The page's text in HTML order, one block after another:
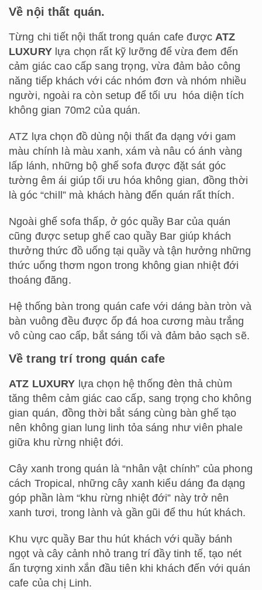
Về nội thất quán.
Từng chi tiết nội thất trong quán cafe đượcATZ
LUXURYlựa chọn rất kỹ lưỡng để vừa đem đến
cảm giác cao cấp sang trọng, vừa đảm bảo công
năng tiếp khách với các nhóm đơn và nhóm nhiều
người, ngoài ra còn setup để tối ưu hóa diện tích
không gian 70m2 của quán.
ATZ lựa chọn đồ dùng nội thất đa dạng với gam
màu chính là màu xanh, xám và nâu có ánh vàng
lấp lánh, những bộ ghế sofa được đặt sát góc
tường êm ái giúp tối ưu hóa không gian, đồng thời
là góc “chill” mà khách hàng đến quán rất thích.
Ngoài ghế sofa thấp, ở góc quầy Bar của quán
cũng được setup ghế cao quầy Bar giúp khách
thưởng thức đồ uống tại quầy và tận hưởng những
thức uống thơm ngon trong không gian nhiệt đới
thoáng đãng.
Hệ thống bàn trong quán cafe với dáng bàn tròn và
bàn vuông đều được ốp đá hoa cương màu trắng
vô cùng cao cấp, bắt sáng tối và đảm bảo sạch sẽ.
Về trang trí trong quán cafe
ATZ LUXURY lựa chọn hệ thống đèn thả chùm
tăng thêm cảm giác cao cấp, sang trọng cho không
gian quán, đồng thời bắt sáng cùng bàn ghế tạo
nên không gian lung linh tỏa sáng như viên phale
giữa khu rừng nhiệt đới.
Cây xanh trong quán là “nhân vật chính” của phong
cách Tropical, những cây xanh kiểu dáng đa dạng
góp phần làm “khu rừng nhiệt đới” này trở nên
xanh tươi, trong lành và gần gũi để thu hút khách.
Khu vực quầy Bar thu hút khách với quầy bánh
ngọt và cây cảnh nhỏ trang trí đầy tinh tế, tạo nét
ấn tượng xinh xắn đầu tiên khi khách đến với quán
cafe của chị Linh.